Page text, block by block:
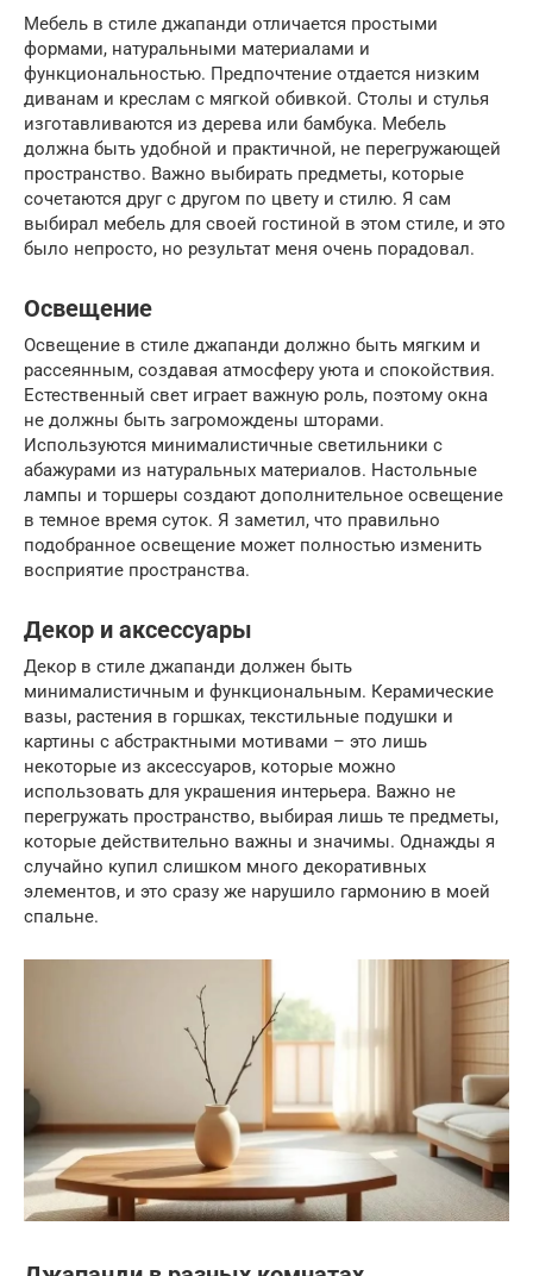
Мебель в стиле джапанди отличается простыми
формами, натуральными материалами и
функциональностью. Предпочтение отдается низким
диванам и креслам с мягкой обивкой. Столы и стулья
изготавливаются из дерева или бамбука. Мебель
должна быть удобной и практичной, не перегружающей
пространство. Важно выбирать предметы, которые
сочетаются друг с другом по цвету и стилю. Я сам
выбирал мебель для своей гостиной в этом стиле, и это
было непросто, но результат меня очень порадовал.
Освещение
Освещение в стиле джапанди должно быть мягким и
рассеянным, создавая атмосферу уюта и спокойствия.
Естественный свет играет важную роль, поэтому окна
не должны быть загромождены шторами.
Используются минималистичные светильники с
абажурами из натуральных материалов. Настольные
лампы и торшеры создают дополнительное освещение
в темное время суток. Я заметил, что правильно
подобранное освещение может полностью изменить
восприятие пространства.
Декор и аксессуары
Декор в стиле джапанди должен быть
минималистичным и функциональным. Керамические
вазы, растения в горшках, текстильные подушки и
картины с абстрактными мотивами – это лишь
некоторые из аксессуаров, которые можно
использовать для украшения интерьера. Важно не
перегружать пространство, выбирая лишь те предметы,
которые действительно важны и значимы. Однажды я
случайно купил слишком много декоративных
элементов, и это сразу же нарушило гармонию в моей
спальне.